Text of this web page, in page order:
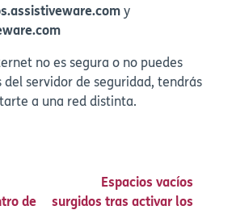
y
no es segura o no puedes
servidor de seguridad, tendrás
a una red distinta.
de
Espacios vacíos
surgidos tras activar los